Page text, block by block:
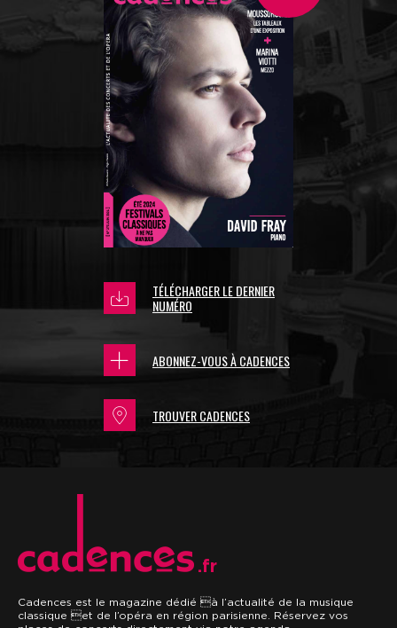
TÉLÉCHARGER LE DERNIER
NUMÉRO
ABONNEZ-VOUS À CADENCES
TROUVER CADENCES
.fr
Cadences est le magazine dédié à l’actualité de la musique
classique et de l’opéra en région parisienne. Réservez vos